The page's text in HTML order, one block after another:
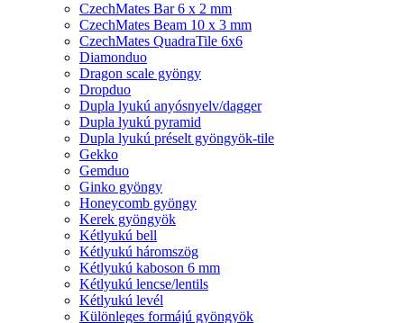
CzechMates Bar 6 x 2 mm
CzechMates Beam 10 x 3 mm
CzechMates QuadraTile 6x6
Diamonduo
Dragon scale gyöngy
Dropduo
Dupla lyukú anyósnyelv/dagger
Dupla lyukú pyramid
Dupla lyukú préselt gyöngyök-tile
Gekko
Gemduo
Ginko gyöngy
Honeycomb gyöngy
Kerek gyöngyök
Kétlyukú bell
Kétlyukú háromszög
Kétlyukú kaboson 6 mm
Kétlyukú lencse/lentils
Kétlyukú levél
Különleges formájú gyöngyök